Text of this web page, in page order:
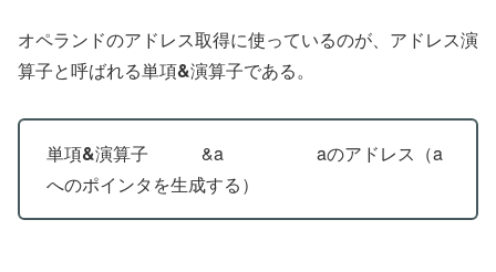
オペランドのアドレス取得に使っているのが、アドレス演
算子と呼ばれる単項&演算子である。
単項&演算子 &a aのアドレス（a
へのポインタを生成する）